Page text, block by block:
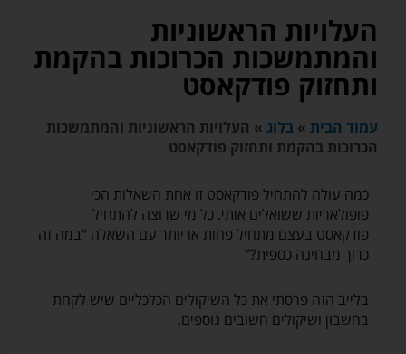
העלויות הראשוניות
והמתמשכות הכרוכות בהקמת
ותחזוק פודקאסט
עמוד הבית »בלוג » העלויות הראשוניות והמתמשכות
הכרוכות בהקמת ותחזוק פודקאסט
כמה עולה להתחיל פודקאסט זו אחת השאלות הכי
פופולאריות ששואלים אותי. כל מי שרוצה להתחיל
פודקאסט בעצם מתחיל פחות או יותר עם השאלה “במה זה
כרוך מבחינה כספית?”
בלייב הזה פרסתי את כל השיקולים הכלכליים שיש לקחת
בחשבון ושיקולים חשובים נוספים.